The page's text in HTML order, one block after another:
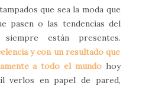
que sea la moda que
pasen o las tendencias del
están presentes.
y con un resultado que
a todo el mundohoy
verlos en papel de pared,